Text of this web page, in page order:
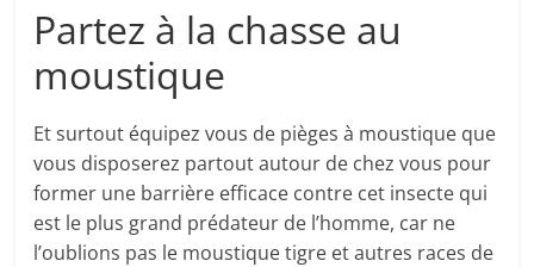
Partez à la chasse au
moustique
Et surtout équipez vous de pièges à moustique que
vous disposerez partout autour de chez vous pour
former une barrière efficace contre cet insecte qui
est le plus grand prédateur de l’homme, car ne
l’oublions pas le moustique tigre et autres races de